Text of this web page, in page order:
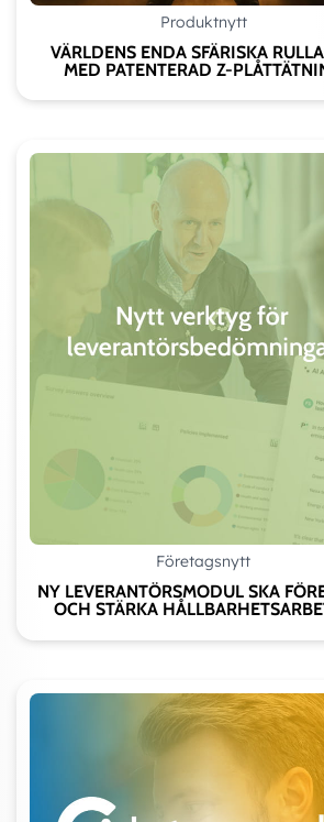
Produktnytt
VÄRLDENS ENDA SFÄRISKA
MED PATENTERAD Z-
Företagsnytt
NY LEVERANTÖRSMODUL SKA
OCH STÄRKA